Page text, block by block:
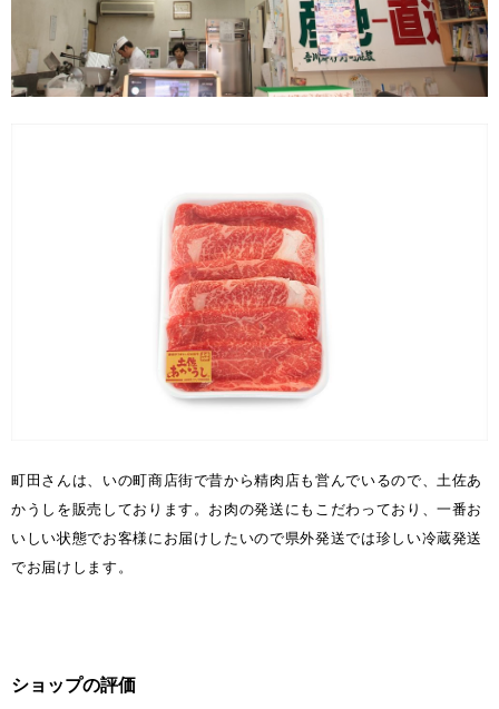
町田さんは、いの町商店街で昔から精肉店も営んでいるので、土佐あ
かうしを販売しております。お肉の発送にもこだわっており、一番お
いしい状態でお客様にお届けしたいので県外発送では珍しい冷蔵発送
でお届けします。
ショップの評価